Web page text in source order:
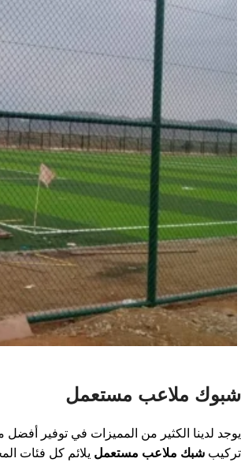
شبوك ملاعب مستعمل
يوجد لدينا الكثير من المميزات في توفير
تركيب شبك ملاعب مستعمل يلائم كل فئات